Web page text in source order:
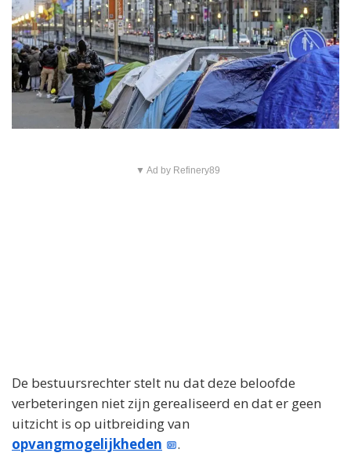
▼ Ad by Refinery89
De bestuursrechter stelt nu dat deze beloofde
verbeteringen niet zijn gerealiseerd en dat er geen
uitzicht is op uitbreiding van
opvangmogelijkheden
.